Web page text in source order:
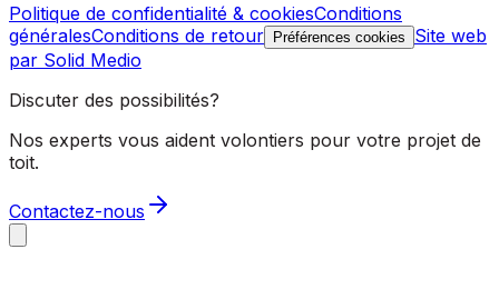
Politique de confidentialité & cookiesConditions
généralesConditions de retour Préférences cookies
Site web
par Solid Medio
Discuter des possibilités?
Nos experts vous aident volontiers pour votre projet de
toit.
Contactez-nous